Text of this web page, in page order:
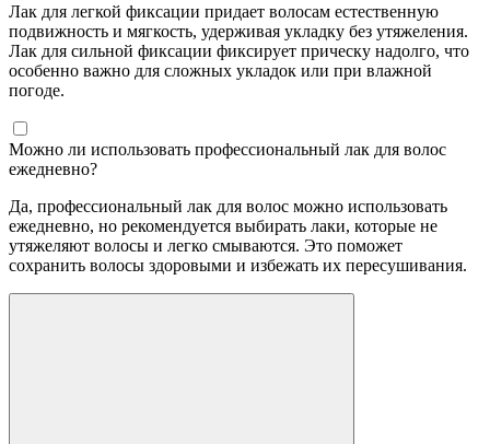
Лак для легкой фиксации придает волосам естественную
подвижность и мягкость, удерживая укладку без утяжеления.
Лак для сильной фиксации фиксирует прическу надолго, что
особенно важно для сложных укладок или при влажной
погоде.
Можно ли использовать профессиональный лак для волос
ежедневно?
Да, профессиональный лак для волос можно использовать
ежедневно, но рекомендуется выбирать лаки, которые не
утяжеляют волосы и легко смываются. Это поможет
сохранить волосы здоровыми и избежать их пересушивания.